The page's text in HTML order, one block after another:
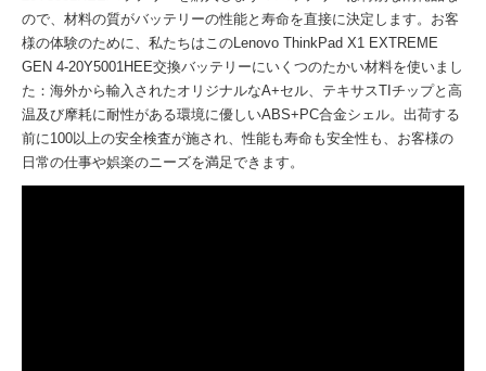
ので、材料の質がバッテリーの性能と寿命を直接に決定します。お客
様の体験のために、私たちはこのLenovo ThinkPad X1 EXTREME
GEN 4-20Y5001HEE交換バッテリーにいくつのたかい材料を使いまし
た：海外から輸入されたオリジナルなA+セル、テキサスTIチップと高
温及び摩耗に耐性がある環境に優しいABS+PC合金シェル。出荷する
前に100以上の安全検査が施され、性能も寿命も安全性も、お客様の
日常の仕事や娯楽のニーズを満足できます。